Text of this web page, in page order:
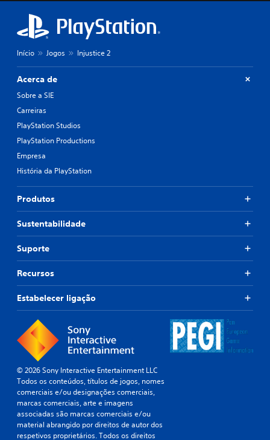
Início Jogos Injustice 2
Acerca de
Sobre a SIE
Carreiras
PlayStation Studios
PlayStation Productions
Empresa
História da PlayStation
Produtos
Sustentabilidade
Suporte
Recursos
Estabelecer ligação
© 2026 Sony Interactive Entertainment LLC
Todos os conteúdos, títulos de jogos, nomes
comerciais e/ou designações comerciais,
marcas comerciais, arte e imagens
associadas são marcas comerciais e/ou
material abrangido por direitos de autor dos
respetivos proprietários. Todos os direitos